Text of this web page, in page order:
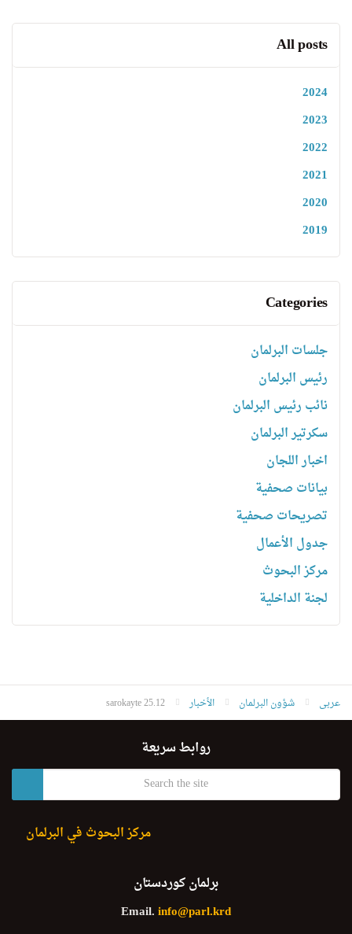
All posts
2024
2023
2022
2021
2020
2019
Categories
جلسات البرلمان
رئیس البرلمان
نائب رئیس البرلمان
سكرتیر البرلمان
اخبار اللجان
بیانات صحفیة
تصریحات صحفیة
جدول الأعمال
مركز البحوث
لجنة الداخلية
عربى شؤون البرلمان الأخبار sarokayte 25.12
روابط سريعة
مركز البحوث في البرلمان
برلمان كوردستان
Email.info@parl.krd